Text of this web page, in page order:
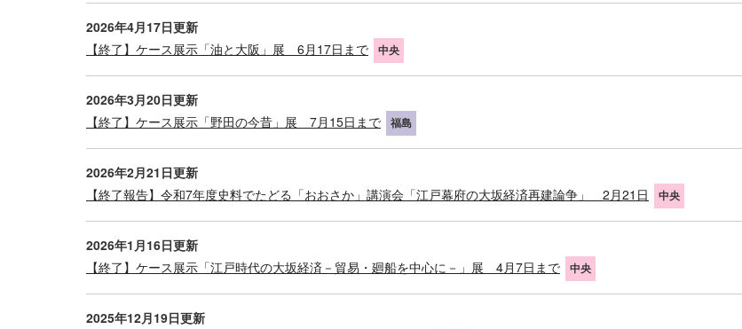
2026年4月17日更新
【終了】ケース展示「油と大阪」展 6月17日まで
中央
2026年3月20日更新
【終了】ケース展示「野田の今昔」展 7月15日まで
福島
2026年2月21日更新
【終了報告】令和7年度史料でたどる「おおさか」講演会「江戸幕府の大坂経済再建論争」 2月21日
中央
2026年1月16日更新
【終了】ケース展示「江戸時代の大坂経済－貿易・廻船を中心に－」展 4月7日まで
中央
2025年12月19日更新